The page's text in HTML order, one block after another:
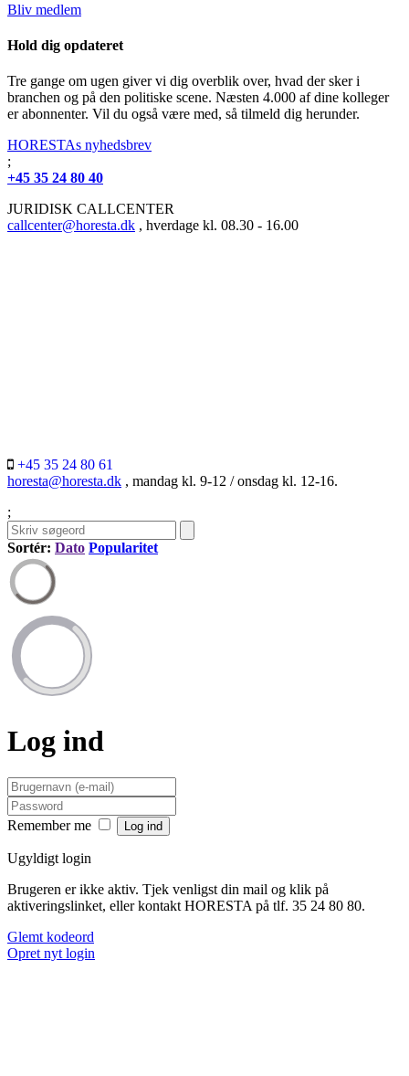
Bliv medlem
Hold dig opdateret
Tre gange om ugen giver vi dig overblik over, hvad der sker i
branchen og på den politiske scene. Næsten 4.000 af dine kolleger
er abonnenter. Vil du også være med, så tilmeld dig herunder.
HORESTAs nyhedsbrev
;
+45 35 24 80 40
JURIDISK CALLCENTER
callcenter@horesta.dk , hverdage kl. 08.30 - 16.00
+45 35 24 80 61
horesta@horesta.dk , mandag kl. 9-12 / onsdag kl. 12-16.
;
Sortér: Dato Popularitet
Log ind
Remember me
Ugyldigt login
Brugeren er ikke aktiv. Tjek venligst din mail og klik på
aktiveringslinket, eller kontakt HORESTA på tlf. 35 24 80 80.
Glemt kodeord
Opret nyt login